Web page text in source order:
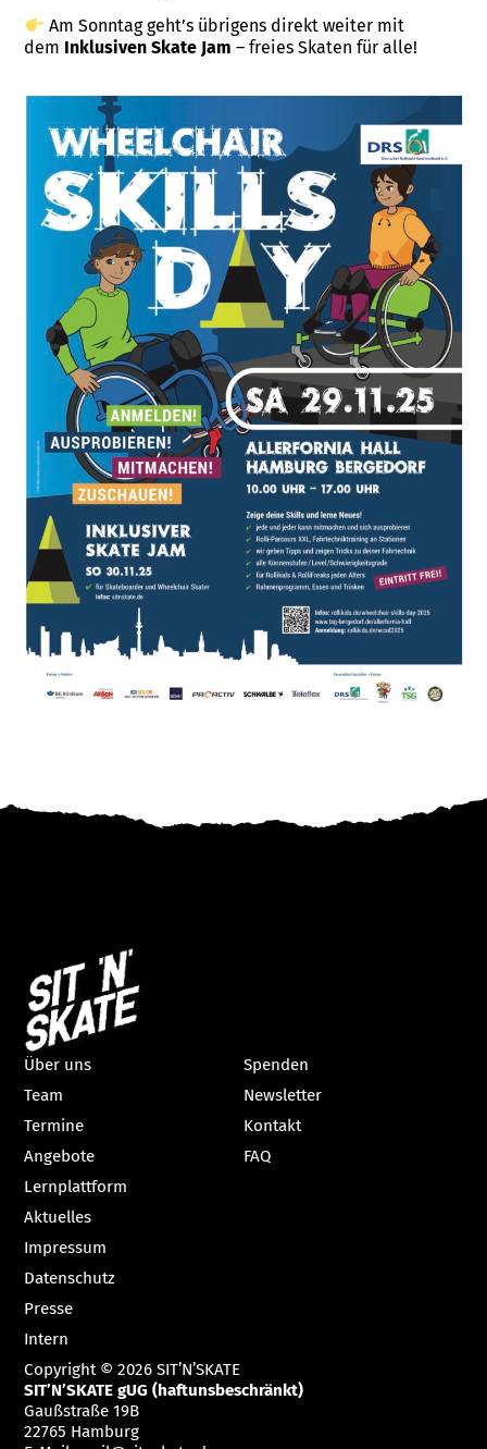
Am Sonntag geht’s übrigens direkt weiter mit
dem Inklusiven Skate Jam – freies Skaten für alle!
Über uns
Team
Termine
Angebote
Lernplattform
Aktuelles
Spenden
Newsletter
Kontakt
FAQ
Impressum
Datenschutz
Presse
Intern
Copyright © 2026 SIT’N’SKATE
SIT’N’SKATE gUG (haftunsbeschränkt)
Gaußstraße 19B
22765 Hamburg